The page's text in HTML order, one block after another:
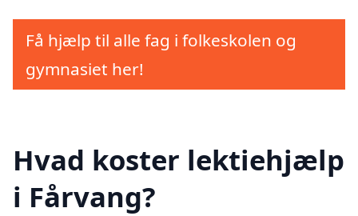
Få hjælp til alle fag i folkeskolen og
gymnasiet her!
Hvad koster lektiehjælp
i Fårvang?